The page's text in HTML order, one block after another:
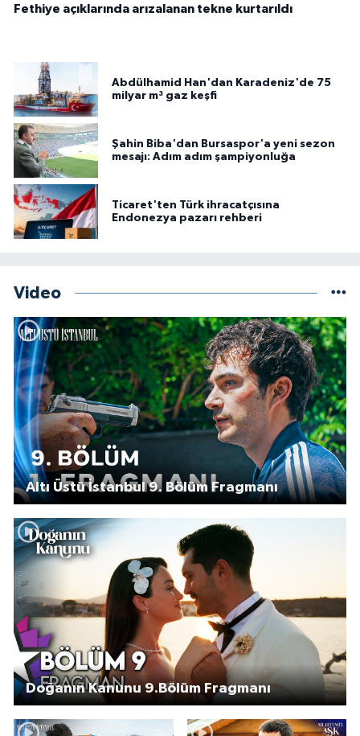
Fethiye açıklarında arızalanan tekne kurtarıldı
Abdülhamid Han'dan Karadeniz'de 75
milyar m³ gaz keşfi
Şahin Biba'dan Bursaspor'a yeni sezon
mesajı: Adım adım şampiyonluğa
Ticaret'ten Türk ihracatçısına
Endonezya pazarı rehberi
Video
Altı Üstü İstanbul 9. Bölüm Fragmanı
Doğanın Kanunu 9.Bölüm Fragmanı